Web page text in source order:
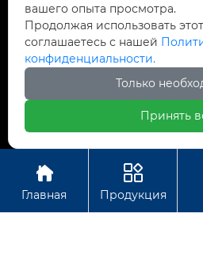
 № 92, улица Шэньян,
Тайцан, провинция
 ht_hermes@126.com

Авторское право ©
электромеханической

Главная

Продукция
вашего опыта просмотра.
Продолжая использовать
соглашаетесь с нашей
конфиденциальности.
Только
Принять